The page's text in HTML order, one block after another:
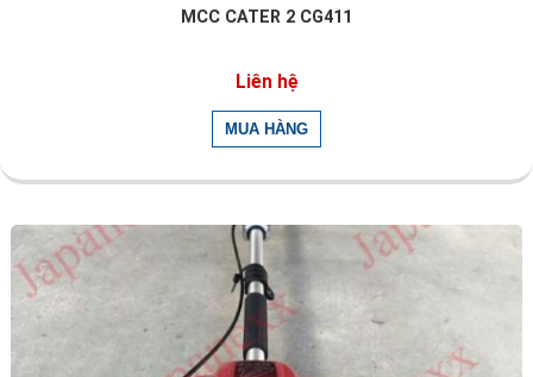
MCC CATER 2 CG411
Liên hệ